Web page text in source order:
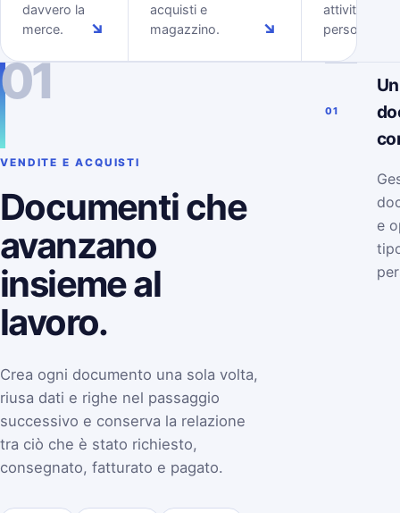
davvero la
merce.
↘
acquisti e
magazzino.
↘
attività delle
persone.
01
VENDITE E ACQUISTI
Documenti che
avanzano
insieme al
lavoro.
Crea ogni documento una sola volta,
riusa dati e righe nel passaggio
successivo e conserva la relazione
tra ciò che è stato richiesto,
consegnato, fatturato e pagato.
01
e